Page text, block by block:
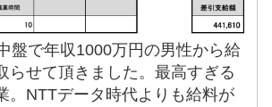
盤で年収1000万円の男性から給
らせて頂きました。最高すぎる
。NTTデータ時代よりも給料が